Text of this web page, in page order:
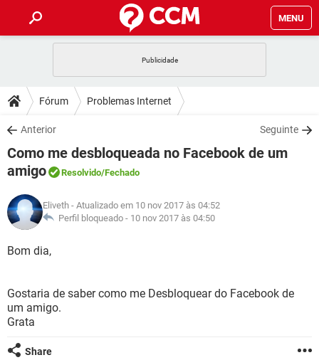
MENU
CELULAR FACEBOOK
OUTLOOK
INSTAGRAM GMAIL
GUIA DE COMPRAS
DICAS
JOGOS WHATSAPP
OUTLOOK
GUIA DE COMPRAS
DOWNLOADS
JOGOS WHATSAPP
CELULAR
OUTLOOK EXCEL
INSTAGRAM
GUIA DE COMPRAS
FÓRUM
CELULAR FACEBOOK
GUIA DE COMPRAS
GLOSSÁRIO
JOGOS
CELULAR
INSTAGRAM GMAIL
GUIA DE COMPRAS
Fórum Problemas Internet
Anterior Seguinte
Como me desbloqueada no Facebook de um
amigo
Resolvido/Fechado
Eliveth - Atualizado em 10 nov 2017 às 04:52
Perfil bloqueado - 10 nov 2017 às 04:50
Bom dia,
Gostaria de saber como me Desbloquear do Facebook de
um amigo.
Grata
Share